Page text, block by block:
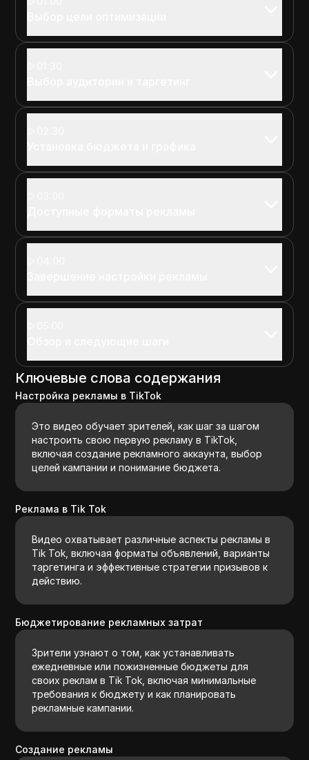
Ключевые слова содержания
Настройка рекламы в TikTok
Это видео обучает зрителей, как шаг за шагом
настроить свою первую рекламу в TikTok,
включая создание рекламного аккаунта, выбор
целей кампании и понимание бюджета.
Реклама в Tik Tok
Видео охватывает различные аспекты рекламы в
Tik Tok, включая форматы объявлений, варианты
таргетинга и эффективные стратегии призывов к
действию.
Бюджетирование рекламных затрат
Зрители узнают о том, как устанавливать
ежедневные или пожизненные бюджеты для
своих реклам в Tik Tok, включая минимальные
требования к бюджету и как планировать
рекламные кампании.
Создание рекламы